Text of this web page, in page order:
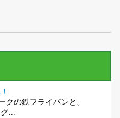
の鉄フライパンと、
...